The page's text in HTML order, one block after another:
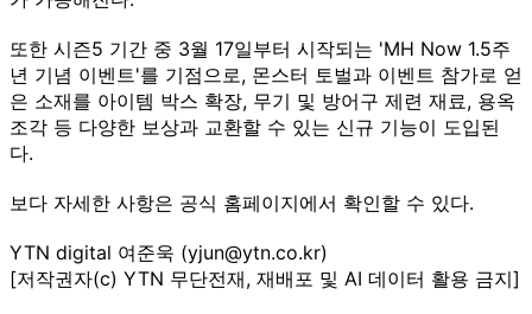
또한 시즌5 기간 중 3월 17일부터 시작되는 'MH Now 1.5주
년 기념 이벤트'를 기점으로, 몬스터 토벌과 이벤트 참가로 얻
은 소재를 아이템 박스 확장, 무기 및 방어구 제련 재료, 용옥
조각 등 다양한 보상과 교환할 수 있는 신규 기능이 도입된
다.
보다 자세한 사항은 공식 홈페이지에서 확인할 수 있다.
YTN digital 여준욱 (yjun@ytn.co.kr)
[저작권자(c) YTN 무단전재, 재배포 및 AI 데이터 활용 금지]